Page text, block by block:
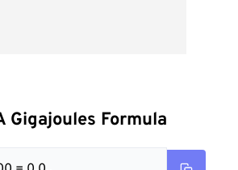
Gigajoules Formula